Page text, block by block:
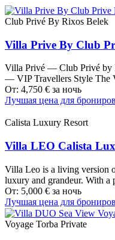
Club Privé By Rixos Belek
Villa Prive By Club
Villa Privé — Club Privé by
— VIP Travellers Style The
От: 4,750 € за ночь
Лучшая цена для
Calista Luxury Resort
Villa LEO Calista
Villa Leo is a living version
luxury and grandeur. With a
От: 5,000 € за ночь
Лучшая цена для
Voyage Torba Private